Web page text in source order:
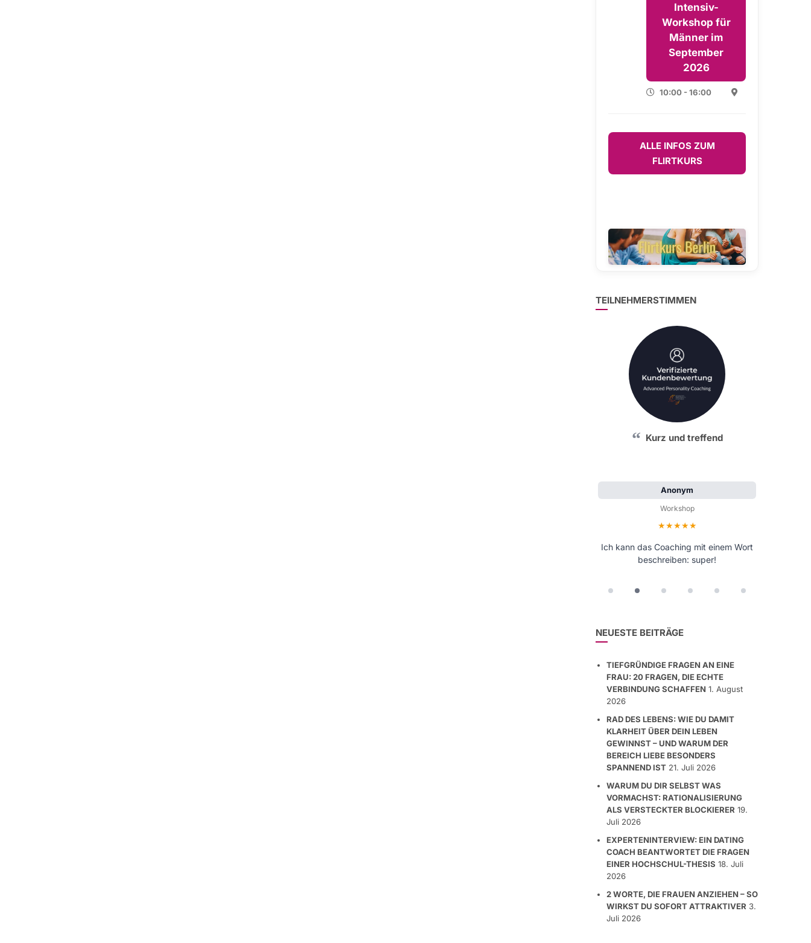
Intensiv-
Workshop für
Männer im
September
2026
10:00 - 16:00
ALLE INFOS ZUM
FLIRTKURS
TEILNEHMERSTIMMEN
Kurz und treffend
Anonym
Workshop
Bewertung: 5 von 5 Sternen
Ich kann das Coaching mit einem Wort
beschreiben: super!
NEUESTE BEITRÄGE
TIEFGRÜNDIGE FRAGEN AN EINE
FRAU: 20 FRAGEN, DIE ECHTE
VERBINDUNG SCHAFFEN 1. August
2026
RAD DES LEBENS: WIE DU DAMIT
KLARHEIT ÜBER DEIN LEBEN
GEWINNST – UND WARUM DER
BEREICH LIEBE BESONDERS
SPANNEND IST 21. Juli 2026
WARUM DU DIR SELBST WAS
VORMACHST: RATIONALISIERUNG
ALS VERSTECKTER BLOCKIERER 19.
Juli 2026
EXPERTENINTERVIEW: EIN DATING
COACH BEANTWORTET DIE FRAGEN
EINER HOCHSCHUL-THESIS 18. Juli
2026
2 WORTE, DIE FRAUEN ANZIEHEN – SO
WIRKST DU SOFORT ATTRAKTIVER 3.
Juli 2026